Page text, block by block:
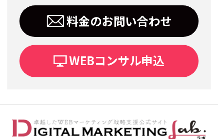
料金のお問い合わせ
WEBコンサル申込